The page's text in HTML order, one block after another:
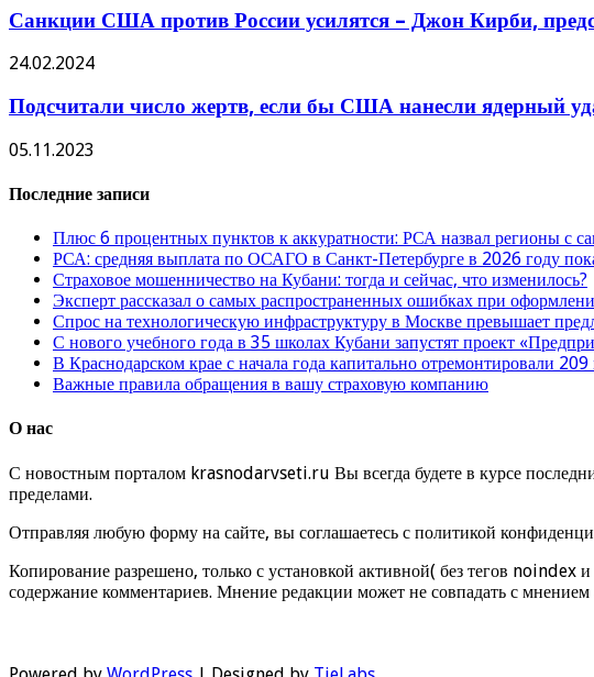
Санкции США против России усилятся – Джон Кирби,
24.02.2024
Подсчитали число жертв, если бы США нанесли ядерный
05.11.2023
Последние записи
Плюс 6 процентных пунктов к аккуратности: РСА назвал регионы с
РСА: средняя выплата по ОСАГО в Санкт-Петербурге в 2026 году
Страховое мошенничество на Кубани: тогда и сейчас, что изменилось?
Эксперт рассказал о самых распространенных ошибках при
Спрос на технологическую инфраструктуру в Москве превышает
С нового учебного года в 35 школах Кубани запустят проект
В Краснодарском крае с начала года капитально отремонтировали
Важные правила обращения в вашу страховую компанию
О нас
С новостным порталом krasnodarvseti.ru Вы всегда будете в курсе
пределами.
Отправляя любую форму на сайте, вы соглашаетесь с политикой
Копирование разрешено, только с установкой активной( без тегов noindex
содержание комментариев. Мнение редакции может не совпадать с